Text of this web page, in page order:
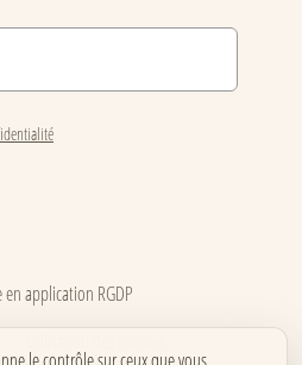
application RGDP
le contrôle sur ceux que vous